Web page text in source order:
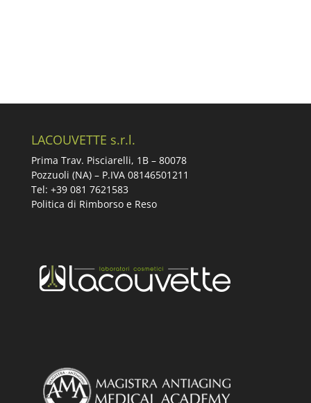
LACOUVETTE s.r.l.
Prima Trav. Pisciarelli, 1B – 80078
Pozzuoli (NA) – P.IVA 08146501211
Tel: +39 081 7621583
Politica di Rimborso e Reso